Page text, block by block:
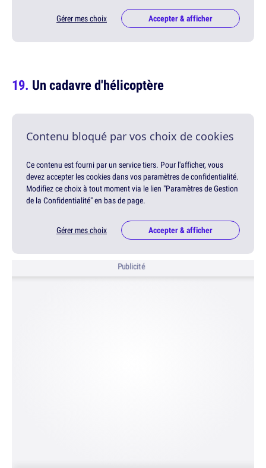
Gérer mes choix Accepter & afficher
Un cadavre d'hélicoptère
Contenu bloqué par vos choix de cookies
Ce contenu est fourni par un service tiers. Pour l'afficher, vous
devez accepter les cookies dans vos paramètres de confidentialité.
Modifiez ce choix à tout moment via le lien "Paramètres de Gestion
de la Confidentialité" en bas de page.
Gérer mes choix Accepter & afficher
Publicité